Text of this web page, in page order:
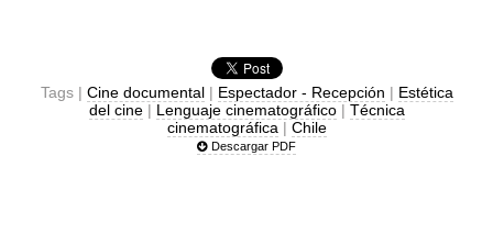
Tags | Cine documental| Espectador - Recepción | Estética
del cine| Lenguaje cinematográfico| Técnica
cinematográfica | Chile
Descargar PDF